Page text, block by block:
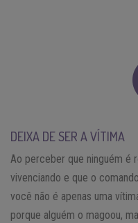
DEIXA DE SER A VÍTIMA
Ao perceber que ninguém é
vivenciando e que o
você não é apenas uma
porque alguém o magoou,